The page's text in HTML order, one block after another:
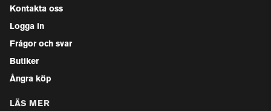
Kontakta oss
Logga in
Frågor och svar
Butiker
Ångra köp
LÄS MER